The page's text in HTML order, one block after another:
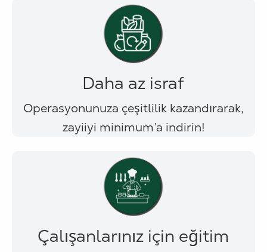
Daha az israf
Operasyonunuza çeşitlilik kazandırarak,
zayiiyi minimum’a indirin!
Çalışanlarınız için eğitim